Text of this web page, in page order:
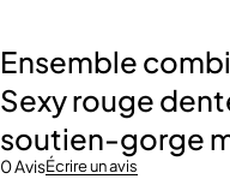
Ensemble
Sexy rouge
soutien-gorge
0 AvisÉcrire un avis